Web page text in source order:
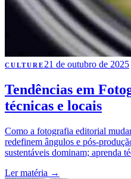
CULTURE 21 de outubro de 2025
Tendências em
técnicas e locais
Como a fotografia editorial
redefinem ângulos e
sustentáveis dominam; aprenda
Ler matéria →